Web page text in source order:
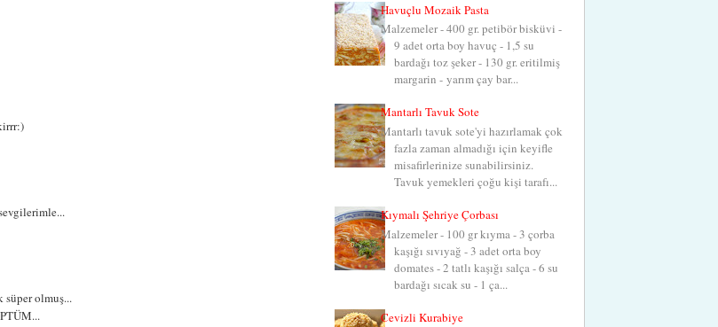
süper olmuş...
Havuçlu Mozaik Pasta
Malzemeler - 400 gr. petibör bisküvi -
9 adet orta boy havuç - 1,5 su
bardağı toz şeker - 130 gr. eritilmiş
margarin - yarım çay bar...
Mantarlı Tavuk Sote
Mantarlı tavuk sote'yi hazırlamak çok
fazla zaman almadığı için keyifle
misafirlerinize sunabilirsiniz.
Tavuk yemekleri çoğu kişi tarafı...
Kıymalı Şehriye Çorbası
Malzemeler - 100 gr kıyma - 3 çorba
kaşığı sıvıyağ - 3 adet orta boy
domates - 2 tatlı kaşığı salça - 6 su
bardağı sıcak su - 1 ça...
Cevizli Kurabiye